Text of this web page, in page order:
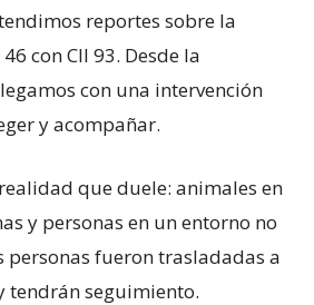
reportes sobre la
con Cll 93. Desde la
con una intervención
y acompañar.
que duele: animales en
y personas en un entorno no
personas fueron trasladadas a
tendrán seguimiento.